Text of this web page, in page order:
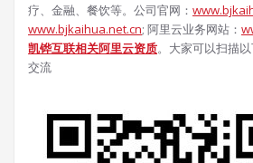
疗、金融、餐饮等。公司官网：
www.bjkaihua.net.cn; 阿里云业务网站：
凯铧互联相关阿里云资质。大家可以扫描
交流